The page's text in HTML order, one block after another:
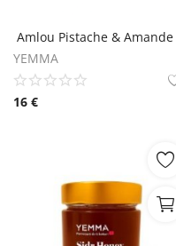
Contact
Blog
French
YEMMA
16 €